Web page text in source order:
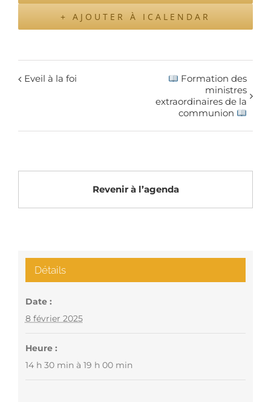
+ AJOUTER À ICALENDAR
Eveil à la foi
Formation des
ministres
extraordinaires de la
communion
Revenir à l’agenda
Détails
Date :
8 février 2025
Heure :
14 h 30 min à 19 h 00 min